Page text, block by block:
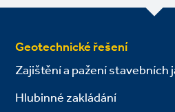
Geotechnické řešení
Zajištění a pažení stavebních
Hlubinné zakládání